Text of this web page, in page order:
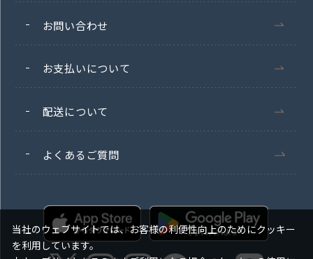
お問い合わせ
お支払いについて
配送について
よくあるご質問
当社のウェブサイトでは、お客様の利便性向上のためにクッキー
を利用しています。